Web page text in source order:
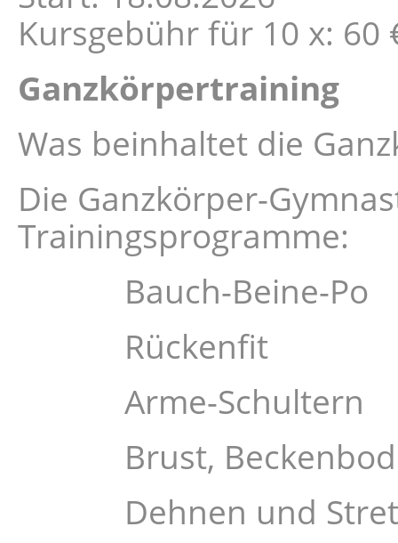
Kursgebühr für 10 x: 60
Ganzkörpertraining
Was beinhaltet die
Die Ganzkörper-
Trainingsprogramme:
Bauch-Beine-Po
Rückenfit
Arme-Schultern
Brust,
Dehnen und